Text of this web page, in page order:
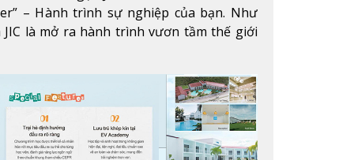
– Hành trình sự nghiệp của bạn. Như
là mở ra hành trình vươn tầm thế giới